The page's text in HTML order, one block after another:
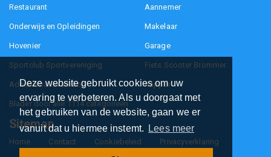
Deze website gebruikt cookies om uw
ervaring te verbeteren. Als u doorgaat met
het gebruiken van de website, gaan we er
vanuit dat u hiermee instemt.
Lees meer
Restaurant Aannemer
Onderwijs en Opleidingen Makelaar
Hovenier Garage
Sportclub Sportvereniging Fiets Scooter Brommer
Administratiekantoor Kapper
Blader door alle 1114 categorieën
Sitemap
Home Contact Cookiebeleid Privacyverklaring